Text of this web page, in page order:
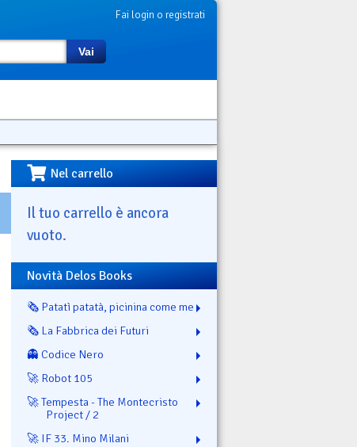
Fai login o registrati
Vai
Nel carrello
Il tuo carrello è ancora
vuoto.
Novità Delos Books
🗞️ Patatì patatà, picinina come me
🗞️ La Fabbrica dei Futuri
👻 Codice Nero
🚀 Robot 105
🚀 Tempesta - The Montecristo
Project / 2
🚀 IF 33. Mino Milani